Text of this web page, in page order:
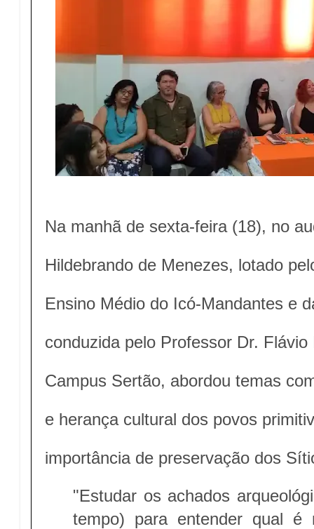
Na manhã de sexta-feira (18), no
Hildebrando de Menezes, lotado
Ensino Médio do Icó-Mandantes e
conduzida pelo Professor Dr.
Campus Sertão, abordou temas
e herança cultural dos povos
importância de preservação dos
"Estudar os achados
tempo) para entender qual é